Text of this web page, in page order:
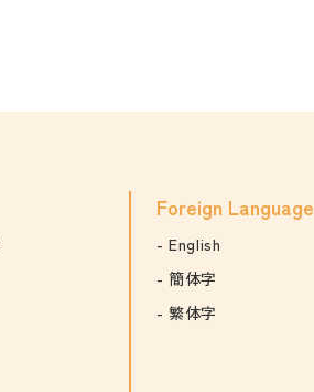
Foreign Language
English
簡体字
繁体字